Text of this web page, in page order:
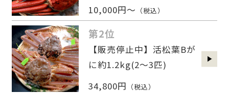
10,000円～ （税込）
第2位
【販売停止中】活松葉Bが
に約1.2kg(2〜3匹)
34,800円 （税込）